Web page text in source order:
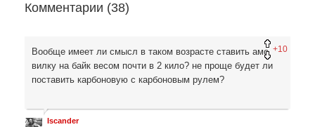
Комментарии (38)
+10
Вообще имеет ли смысл в таком возрасте ставить амо
вилку на байк весом почти в 2 кило? не проще будет ли
поставить карбоновую с карбоновым рулем?
Iscander